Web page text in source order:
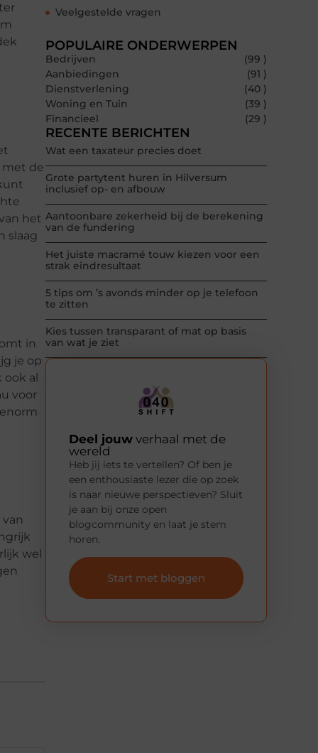
met de
het
slaag
in
je op
ook al
voor
wel
Veelgestelde vragen
POPULAIRE ONDERWERPEN
Bedrijven
(99 )
Aanbiedingen
(91 )
Dienstverlening
(40 )
Woning en Tuin
(39 )
Financieel
(29 )
RECENTE BERICHTEN
Wat een taxateur precies doet
Grote partytent huren in Hilversum
inclusief op- en afbouw
Aantoonbare zekerheid bij de berekening
van de fundering
Het juiste macramé touw kiezen voor een
strak eindresultaat
5 tips om ’s avonds minder op je telefoon
te zitten
Kies tussen transparant of mat op basis
van wat je ziet
Deel jouw verhaal met de
wereld
Heb jij iets te vertellen? Of ben je
een enthousiaste lezer die op zoek
is naar nieuwe perspectieven? Sluit
je aan bij onze open
blogcommunity en laat je stem
horen.
Start met bloggen